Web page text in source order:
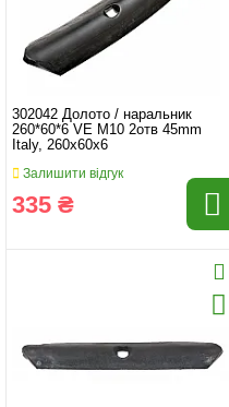
302042 Долото / наральник
260*60*6 VE M10 2отв 45mm
Italy, 260x60x6
Залишити відгук
335 ₴